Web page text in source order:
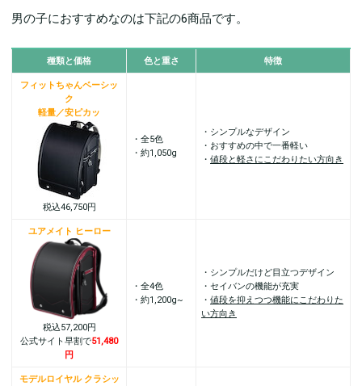
男の子におすすめなのは下記の6商品です。
種類と価格 色と重さ 特徴
フィットちゃんベーシッ
ク
軽量／安ピカッ
税込46,750円
・全5色
・約1,050g
・シンプルなデザイン
・おすすめの中で一番軽い
・ 値段と軽さにこだわりたい方向き
ユアメイト ヒーロー
税込57,200円
公式サイト早割で51,480
円
・全4色
・約1,200g~
・シンプルだけど目立つデザイン
・セイバンの機能が充実
・ 値段を抑えつつ機能にこだわりた
い方向き
モデルロイヤル クラシッ